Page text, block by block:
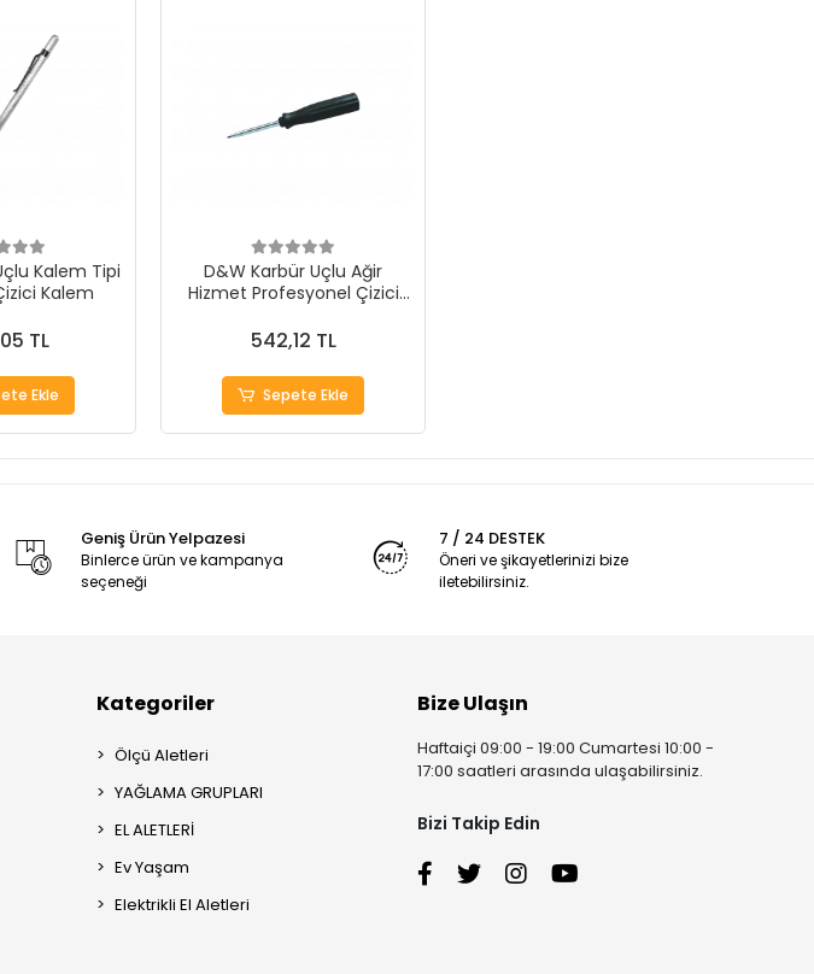
Kalem Tipi
Kalem
TL
Ekle
D&W Karbür Uçlu Ağir
Hizmet Profesyonel Çizici
542,12 TL
Sepete Ekle
Geniş Ürün Yelpazesi
Binlerce ürün ve kampanya
seçeneği
7 / 24 DESTEK
Öneri ve şikayetlerinizi bize
iletebilirsiniz.
Kategoriler
Ölçü Aletleri
YAĞLAMA GRUPLARI
EL ALETLERİ
Ev Yaşam
Elektrikli El Aletleri
Bize Ulaşın
Haftaiçi 09:00 - 19:00 Cumartesi 10:00 -
17:00 saatleri arasında ulaşabilirsiniz.
Bizi Takip Edin